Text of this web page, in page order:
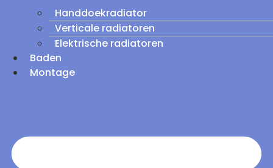
Handdoekradiator
Verticale radiatoren
Elektrische radiatoren
Baden
Montage